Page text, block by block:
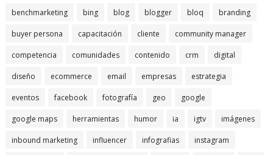
benchmarketing bing blog blogger bloq branding
buyer persona capacitación cliente community manager
competencia comunidades contenido crm digital
diseño ecommerce email empresas estrategia
eventos facebook fotografía geo google
google maps herramientas humor ia igtv imágenes
inbound marketing influencer infografias instagram